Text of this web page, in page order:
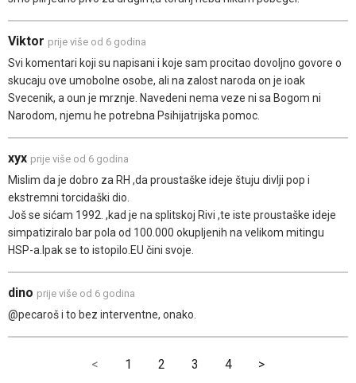
Viktor prije više od 6 godina
Svi komentari koji su napisani i koje sam procitao dovoljno govore o
skucaju ove umobolne osobe, ali na zalost naroda on je ioak
Svecenik, a oun je mrznje. Navedeni nema veze ni sa Bogom ni
Narodom, njemu he potrebna Psihijatrijska pomoc.
xyx prije više od 6 godina
Mislim da je dobro za RH ,da proustaške ideje štuju divlji pop i
ekstremni torcidaški dio.
Još se sićam 1992. ,kad je na splitskoj Rivi ,te iste proustaške ideje
simpatiziralo bar pola od 100.000 okupljenih na velikom mitingu
HSP-a.Ipak se to istopilo.EU čini svoje.
dino prije više od 6 godina
@pecaroš i to bez interventne, onako.
< 1 2 3 4 >